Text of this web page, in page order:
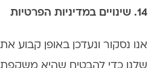
14. שינויים במדיניות הפרטיות
אנו נסקור ונעדכן באופן קבוע
שלנו כדי להבטיח שהיא משקפת